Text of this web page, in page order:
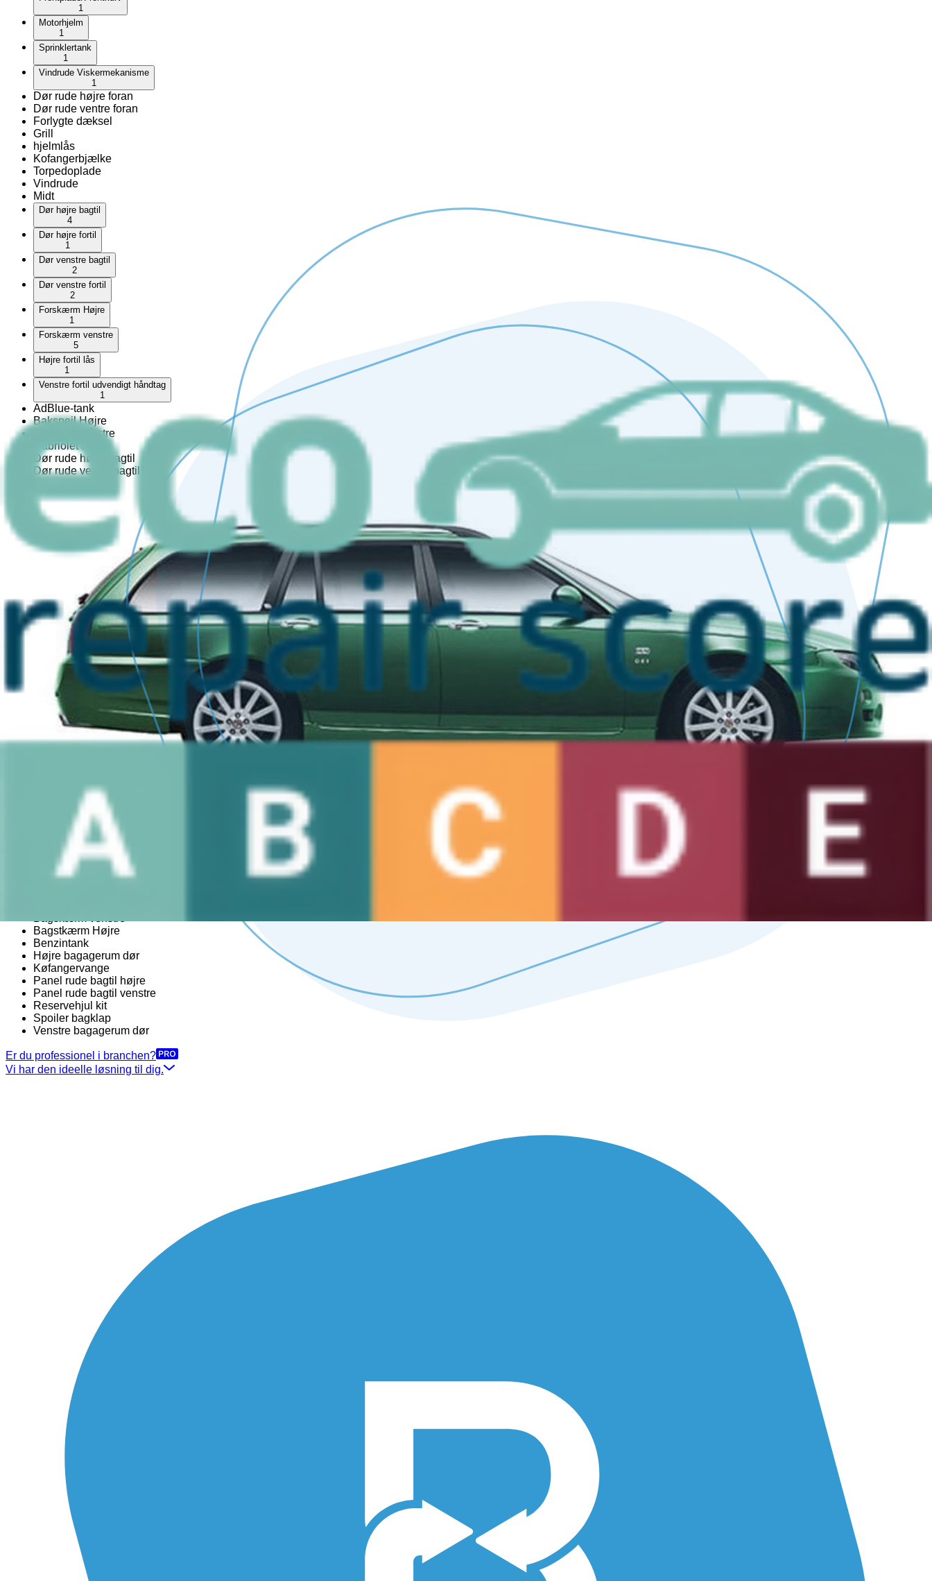
1
Motorhjelm
1
Sprinklertank
1
Vindrude Viskermekanisme
1
Dør rude højre foran
Dør rude ventre foran
Forlygte dæksel
Grill
hjelmlås
Kofangerbjælke
Torpedoplade
Vindrude
Midt
Dør højre bagtil
4
Dør højre fortil
1
Dør venstre bagtil
2
Dør venstre fortil
2
Forskærm Højre
1
Forskærm venstre
5
Højre fortil lås
1
Venstre fortil udvendigt håndtag
1
AdBlue-tank
Bakspejl Højre
Bakspejl venstre
Cabriolet top
Dør rude højre bagtil
Dør rude ventre bagtil
Fælk
Hardtop
Hjulbue
Højre bagtil skærm liste
Højre bagtil udvendigt håndtag
Højre foran trekantet rude
Højre fortil skærm liste
Højre fortil udvendigt håndtag
Højre side skydedør
Højre sidekjole
Kofangerbeslag
Kofangerhjørne
Skærm liste
Soltag
Tagræling
Udvendigt håndtag
Venstre bagtil lås
Venstre bagtil skærm liste
Venstre bagtil udvendigt håndtag
Venstre foran trekantet rude
Venstre sidekjole
Bagtil kofangere
Tanklåg
Bagagerumshåndtag
Bagklap CC/Kombi-Coupé
Bagstkærm Højre
Benzintank
Højre bagagerum dør
Køfangervange
Panel rude bagtil højre
Panel rude bagtil venstre
Reservehjul kit
Spoiler bagklap
Venstre bagagerum dør
Er du professionel i branchen?
Vi har den ideelle løsning til dig.